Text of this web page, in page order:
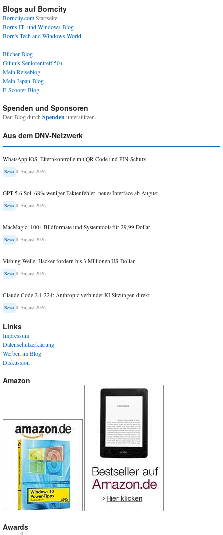
Blogs auf Borncity
Borncity.comStartseite
Borns IT- und Windows Blog
Born's Tech and Windows World
Bücher-Blog
Günnis Seniorentreff 50+
Mein Reiseblog
Mein Japan-Blog
E-Scooter-Blog
Spenden und Sponsoren
Den Blog durchSpendenunterstützen.
Aus dem DNV-Netzwerk
WhatsApp iOS: Elternkontrolle mit QR-Code und PIN-Schutz
News 8. August 2026
GPT-5.6 Sol: 68% weniger Faktenfehler, neues Interface ab August
News 8. August 2026
MacMagic: 100+ Bildformate und Systemtools für 29,99 Dollar
News 8. August 2026
Vishing-Welle: Hacker fordern bis 3 Millionen US-Dollar
News 8. August 2026
Claude Code 2.1.224: Anthropic verbindet KI-Sitzungen direkt
News 8. August 2026
Links
Impressum
Datenschutzerklärung
Werben im Blog
Diskussion
Amazon
Awards